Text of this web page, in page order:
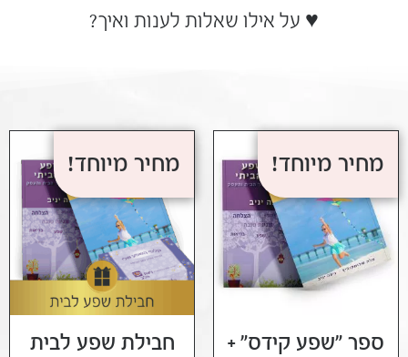
♥ על אילו שאלות לענות ואיך?
מחיר מיוחד!
ספר "שפע קידס" +
מחיר מיוחד!
חבילת שפע לבית